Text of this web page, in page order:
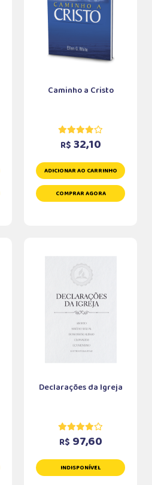
Caminho a Cristo
R$ 32,10
ADICIONAR AO CARRINHO
COMPRAR AGORA
Declarações da Igreja
R$ 97,60
INDISPONÍVEL